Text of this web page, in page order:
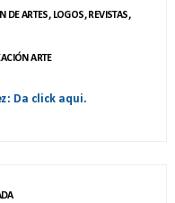
DE ARTES, LOGOS, REVISTAS,
ARTE
Da click aqui.